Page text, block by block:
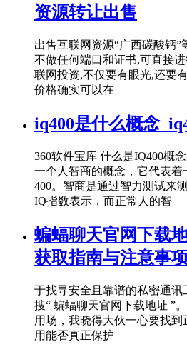
资源转让出售
出售互联网资源“广西碳酸钙”
不做任何端口和证书,可直接
联网投资,不仅要有眼光,还要
价格确实可以在
iq400是什么概念
360软件宝库 什么是IQ400概
一个人智商的概念，它代表着
400。智商是通过智力测试来
IQ指数表示，而正常人的智
蝙蝠聊天官网下载
获取指南与注意事
于找寻安全且靠谱的私密通
搜“ 蝙蝠聊天官网下载地址 ”
用场，我晓得大伙一心要找
用能否真正保护